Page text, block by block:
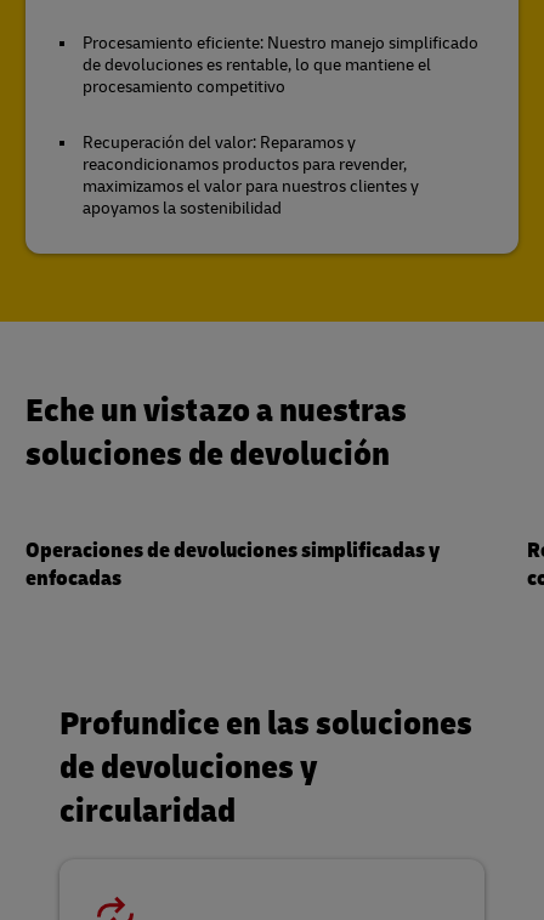
Procesamiento eficiente: Nuestro manejo simplificado
de devoluciones es rentable, lo que mantiene el
procesamiento competitivo
Recuperación del valor: Reparamos y
reacondicionamos productos para revender,
maximizamos el valor para nuestros clientes y
apoyamos la sostenibilidad
Eche un vistazo a nuestras
soluciones de devolución
Operaciones de devoluciones simplificadas y
enfocadas
Profundice en las soluciones
de devoluciones y
circularidad